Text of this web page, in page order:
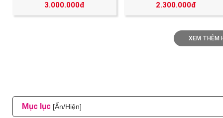
3.000.000đ 2.300.000đ
XEM THÊM
Mục lục [Ẩn/Hiện]